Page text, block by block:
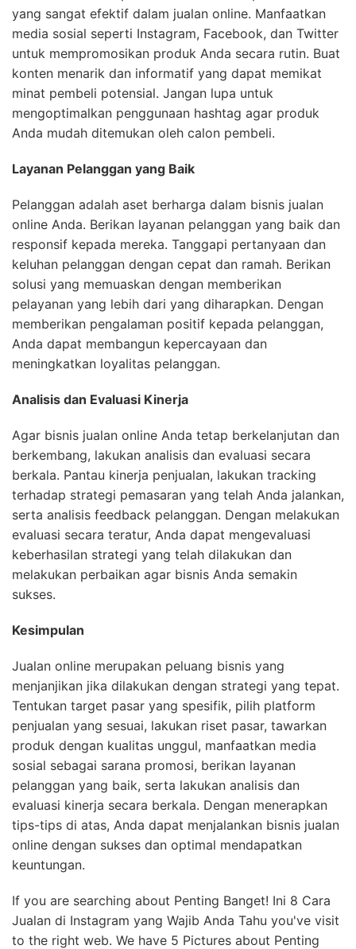
yang sangat efektif dalam jualan online. Manfaatkan
media sosial seperti Instagram, Facebook, dan Twitter
untuk mempromosikan produk Anda secara rutin. Buat
konten menarik dan informatif yang dapat memikat
minat pembeli potensial. Jangan lupa untuk
mengoptimalkan penggunaan hashtag agar produk
Anda mudah ditemukan oleh calon pembeli.
Layanan Pelanggan yang Baik
Pelanggan adalah aset berharga dalam bisnis jualan
online Anda. Berikan layanan pelanggan yang baik dan
responsif kepada mereka. Tanggapi pertanyaan dan
keluhan pelanggan dengan cepat dan ramah. Berikan
solusi yang memuaskan dengan memberikan
pelayanan yang lebih dari yang diharapkan. Dengan
memberikan pengalaman positif kepada pelanggan,
Anda dapat membangun kepercayaan dan
meningkatkan loyalitas pelanggan.
Analisis dan Evaluasi Kinerja
Agar bisnis jualan online Anda tetap berkelanjutan dan
berkembang, lakukan analisis dan evaluasi secara
berkala. Pantau kinerja penjualan, lakukan tracking
terhadap strategi pemasaran yang telah Anda jalankan,
serta analisis feedback pelanggan. Dengan melakukan
evaluasi secara teratur, Anda dapat mengevaluasi
keberhasilan strategi yang telah dilakukan dan
melakukan perbaikan agar bisnis Anda semakin
sukses.
Kesimpulan
Jualan online merupakan peluang bisnis yang
menjanjikan jika dilakukan dengan strategi yang tepat.
Tentukan target pasar yang spesifik, pilih platform
penjualan yang sesuai, lakukan riset pasar, tawarkan
produk dengan kualitas unggul, manfaatkan media
sosial sebagai sarana promosi, berikan layanan
pelanggan yang baik, serta lakukan analisis dan
evaluasi kinerja secara berkala. Dengan menerapkan
tips-tips di atas, Anda dapat menjalankan bisnis jualan
online dengan sukses dan optimal mendapatkan
keuntungan.
If you are searching about Penting Banget! Ini 8 Cara
Jualan di Instagram yang Wajib Anda Tahu you've visit
to the right web. We have 5 Pictures about Penting